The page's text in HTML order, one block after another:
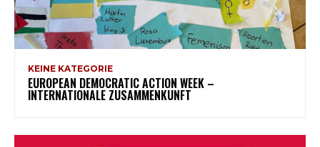
KEINE KATEGORIE
EUROPEAN DEMOCRATIC ACTION WEEK –
INTERNATIONALE ZUSAMMENKUNFT